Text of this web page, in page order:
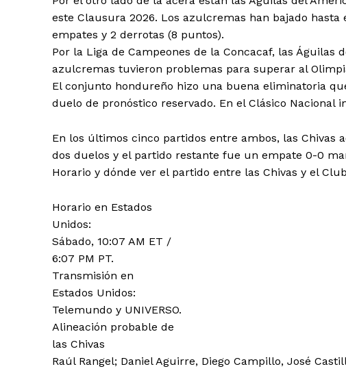
este Clausura 2026. Los azulcremas han bajado
empates y 2 derrotas (8 puntos).
Por la Liga de Campeones de la Concacaf, las Águilas
azulcremas tuvieron problemas para superar al
El conjunto hondureño hizo una buena eliminatoria
duelo de pronóstico reservado. En el Clásico Nacional
En los últimos cinco partidos entre ambos, las Chivas
dos duelos y el partido restante fue un empate 0-0
Horario y dónde ver el partido entre las Chivas y el
Horario en Estados
Unidos:
Sábado, 10:07 AM ET /
6:07 PM PT.
Transmisión en
Estados Unidos:
Telemundo y UNIVERSO.
Alineación probable de
las Chivas
Raúl Rangel; Daniel Aguirre, Diego Campillo, José